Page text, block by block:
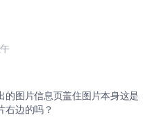
的图片信息页盖住图片本身这是
右边的吗？